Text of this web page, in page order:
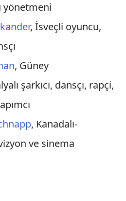
yönetmeni
, İsveçli oyuncu,
, Güney
şarkıcı, dansçı, rapçi,
, Kanadalı-
ve sinema